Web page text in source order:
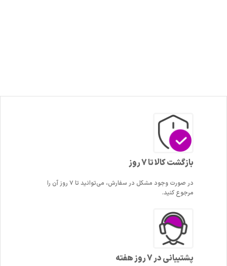
بازگشت کالا تا 7 روز
در صورت وجود مشکل در سفارش، می‌توانید تا ۷ روز آن را
مرجوع کنید.
پشتیبانی در 7 روز هفته